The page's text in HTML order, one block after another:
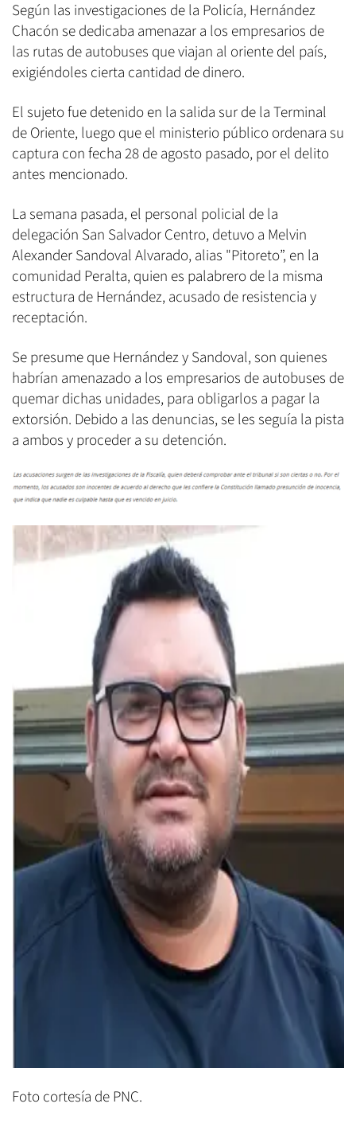
Según las investigaciones de la Policía, Hernández
Chacón se dedicaba amenazar a los empresarios de
las rutas de autobuses que viajan al oriente del país,
exigiéndoles cierta cantidad de dinero.
El sujeto fue detenido en la salida sur de la Terminal
de Oriente, luego que el ministerio público ordenara su
captura con fecha 28 de agosto pasado, por el delito
antes mencionado.
La semana pasada, el personal policial de la
delegación San Salvador Centro, detuvo a Melvin
Alexander Sandoval Alvarado, alias "Pitoreto”, en la
comunidad Peralta, quien es palabrero de la misma
estructura de Hernández, acusado de resistencia y
receptación.
Se presume que Hernández y Sandoval, son quienes
habrían amenazado a los empresarios de autobuses de
quemar dichas unidades, para obligarlos a pagar la
extorsión. Debido a las denuncias, se les seguía la pista
a ambos y proceder a su detención.
Foto cortesía de PNC.